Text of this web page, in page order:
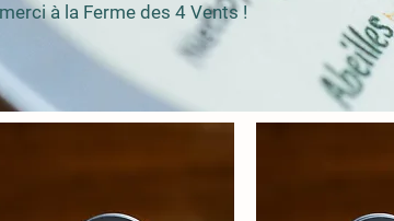
merci à la Ferme des 4 Vents !​